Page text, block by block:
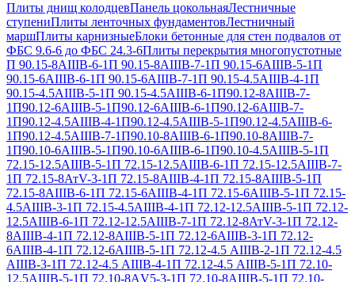
Плиты днищ колодцевПанель цокольнаяЛестничные
ступениПлиты ленточных фундаментовЛестничный
маршПлиты карнизныеБлоки бетонные для стен подвалов от
ФБС 9.6-6 до ФБС 24.3-6Плиты перекрытия многопустотные
П 90.15-8АIIIВ-6-1П 90.15-8АIIIВ-7-1П 90.15-6АIIIВ-5-1П
90.15-6АIIIВ-6-1П 90.15-6АIIIВ-7-1П 90.15-4.5АIIIВ-4-1П
90.15-4.5АIIIВ-5-1П 90.15-4.5АIIIВ-6-1П90.12-8АIIIВ-7-
1П90.12-6АIIIВ-5-1П90.12-6АIIIВ-6-1П90.12-6АIIIВ-7-
1П90.12-4.5АIIIВ-4-1П90.12-4.5АIIIВ-5-1П90.12-4.5АIIIВ-6-
1П90.12-4.5АIIIВ-7-1П90.10-8АIIIВ-6-1П90.10-8АIIIВ-7-
1П90.10-6АIIIВ-5-1П90.10-6АIIIВ-6-1П90.10-4.5АIIIВ-5-1П
72.15-12.5АIIIВ-5-1П 72.15-12.5АIIIВ-6-1П 72.15-12.5АIIIВ-7-
1П 72.15-8АтV-3-1П 72.15-8АIIIВ-4-1П 72.15-8АIIIВ-5-1П
72.15-8АIIIВ-6-1П 72.15-6АIIIВ-4-1П 72.15-6АIIIВ-5-1П 72.15-
4.5АIIIВ-3-1П 72.15-4.5АIIIВ-4-1П 72.12-12.5АIIIВ-5-1П 72.12-
12.5АIIIВ-6-1П 72.12-12.5АIIIВ-7-1П 72.12-8АтV-3-1П 72.12-
8АIIIВ-4-1П 72.12-8АIIIВ-5-1П 72.12-6АIIIВ-3-1П 72.12-
6АIIIВ-4-1П 72.12-6АIIIВ-5-1П 72.12-4.5 АIIIВ-2-1П 72.12-4.5
АIIIВ-3-1П 72.12-4.5 АIIIВ-4-1П 72.12-4.5 АIIIВ-5-1П 72.10-
12.5АIIIВ-5-1П 72.10-8АV5-3-1П 72.10-8АIIIВ-5-1П 72.10-